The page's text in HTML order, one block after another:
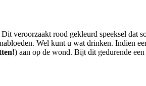
veroorzaakt rood gekleurd speeksel dat
Wel kunt u wat drinken. Indien
) aan op de wond. Bijt dit gedurende